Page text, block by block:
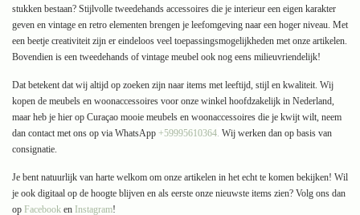
stukken bestaan? Stijlvolle tweedehands accessoires die je interieur een eigen karakter
geven en vintage en retro elementen brengen je leefomgeving naar een hoger niveau. Met
een beetje creativiteit zijn er eindeloos veel toepassingsmogelijkheden met onze artikelen.
Bovendien is een tweedehands of vintage meubel ook nog eens milieuvriendelijk!
Dat betekent dat wij altijd op zoeken zijn naar items met leeftijd, stijl en kwaliteit. Wij
kopen de meubels en woonaccessoires voor onze winkel hoofdzakelijk in Nederland,
maar heb je hier op Curaçao mooie meubels en woonaccessoires die je kwijt wilt, neem
dan contact met ons op via WhatsApp +59995610364. Wij werken dan op basis van
consignatie.
Je bent natuurlijk van harte welkom om onze artikelen in het echt te komen bekijken! Wil
je ook digitaal op de hoogte blijven en als eerste onze nieuwste items zien? Volg ons dan
op Facebook en Instagram!